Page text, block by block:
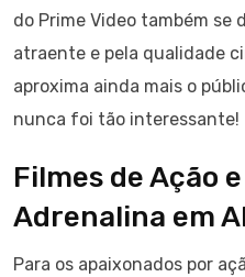
do Prime Video também se
atraente e pela qualidade
aproxima ainda mais o
nunca foi tão interessante!
Filmes de Ação
Adrenalina em
Para os apaixonados por